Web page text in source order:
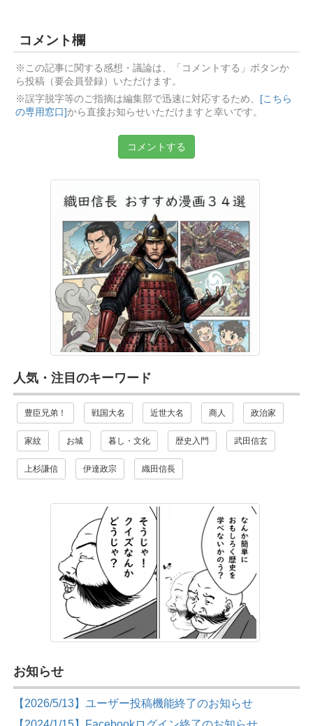
コメント欄
※この記事に関する感想・議論は、「コメントする」ボタンか
ら投稿（要会員登録）いただけます。
※誤字脱字等のご指摘は編集部で迅速に対応するため、
[こちら
の専用窓口]から直接お知らせいただけますと幸いです。
コメントする
人気・注目のキーワード
豊臣兄弟！ 戦国大名 近世大名 商人 政治家
家紋 お城 暮し・文化 歴史入門 武田信玄
上杉謙信 伊達政宗 織田信長
お知らせ
【2026/5/13】ユーザー投稿機能終了のお知らせ